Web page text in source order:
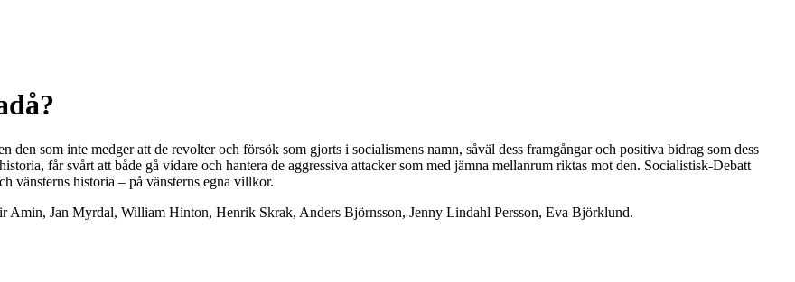
den som inte medger att de revolter och försök som gjorts i socialismens namn, såväl dess framgångar och positiva bidrag som dess
får svårt att både gå vidare och hantera de aggressiva attacker som med jämna mellanrum riktas mot den. Socialistisk-Debatt
vänsterns historia – på vänsterns egna villkor.
Amin, Jan Myrdal, William Hinton, Henrik Skrak, Anders Björnsson, Jenny Lindahl Persson, Eva Björklund.